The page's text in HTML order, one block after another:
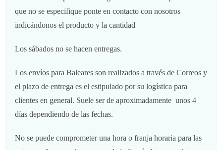
que no se especifique ponte en contacto con nosotros
indicándonos el producto y la cantidad
Los sábados no se hacen entregas.
Los envíos para Baleares son realizados a través de Correos y
el plazo de entrega es el estipulado por su logística para
clientes en general. Suele ser de aproximadamente unos 4
días dependiendo de las fechas.
No se puede comprometer una hora o franja horaria para las